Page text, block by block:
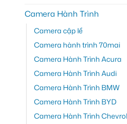
Camera Hành Trình
Camera cập lề
Camera hành trình 70mai
Camera Hành Trình Acura
Camera Hành Trình Audi
Camera Hành Trình BMW
Camera Hành Trình BYD
Camera Hành Trình